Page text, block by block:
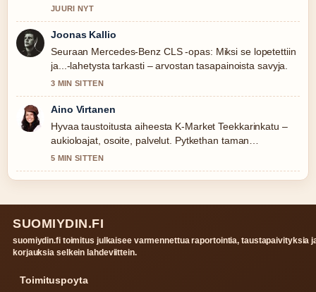
tanaan.
JUURI NYT
Joonas Kallio
Seuraan Mercedes-Benz CLS -opas: Miksi se lopetettiin
ja...-lahetysta tarkasti – arvostan tasapainoista savyja.
3 MIN SITTEN
Aino Virtanen
Hyvaa taustoitusta aiheesta K-Market Teekkarinkatu –
aukioloajat, osoite, palvelut. Pytkethan taman
livesaikeen ajan tasalla.
5 MIN SITTEN
SUOMIYDIN.FI
suomiydin.fi toimitus julkaisee varmennettua raportointia, taustapaivityksia
korjauksia selkein lahdeviittein.
Toimituspoyta